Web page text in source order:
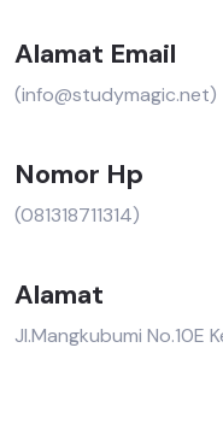
Alamat Email
(info@studymagic.net)
Nomor Hp
(081318711314)
Alamat
Jl.Mangkubumi No.10E